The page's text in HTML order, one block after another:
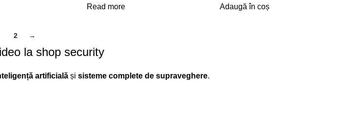
Read more Adaugă în coș
2 →
la shop security
artificială și sisteme complete de supraveghere.